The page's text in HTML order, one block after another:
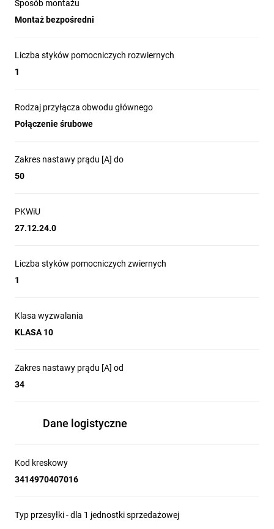
Sposób montażu
Montaż bezpośredni
Liczba styków pomocniczych rozwiernych
1
Rodzaj przyłącza obwodu głównego
Połączenie śrubowe
Zakres nastawy prądu [A] do
50
PKWiU
27.12.24.0
Liczba styków pomocniczych zwiernych
1
Klasa wyzwalania
KLASA 10
Zakres nastawy prądu [A] od
34
Dane logistyczne
Kod kreskowy
3414970407016
Typ przesyłki - dla 1 jednostki sprzedażowej